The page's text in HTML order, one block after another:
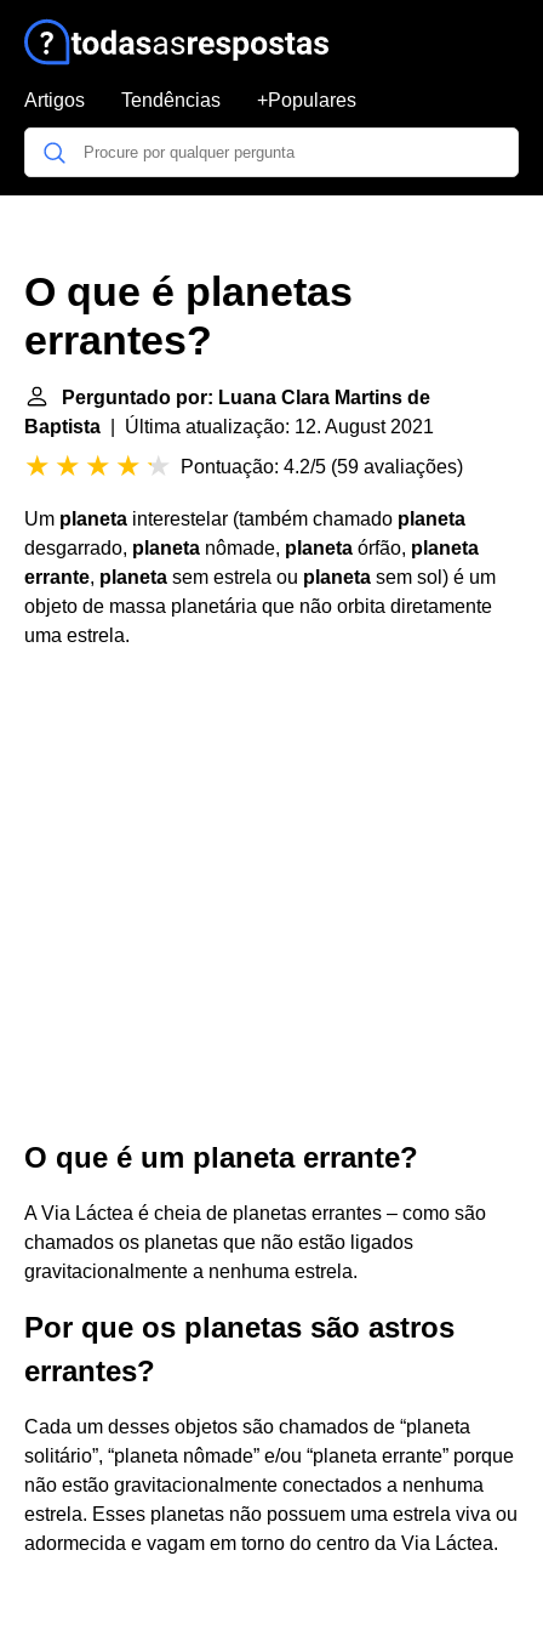
Artigos Tendências +Populares
O que é planetas
errantes?
Perguntado por: Luana Clara Martins de
Baptista | Última atualização: 12. August 2021
Pontuação: 4.2/5 (59 avaliações)
Um planeta interestelar (também chamado planeta
desgarrado, planeta nômade, planeta órfão, planeta
errante, planeta sem estrela ou planeta sem sol) é um
objeto de massa planetária que não orbita diretamente
uma estrela.
O que é um planeta errante?
A Via Láctea é cheia de planetas errantes – como são
chamados os planetas que não estão ligados
gravitacionalmente a nenhuma estrela.
Por que os planetas são astros
errantes?
Cada um desses objetos são chamados de “planeta
solitário”, “planeta nômade” e/ou “planeta errante” porque
não estão gravitacionalmente conectados a nenhuma
estrela. Esses planetas não possuem uma estrela viva ou
adormecida e vagam em torno do centro da Via Láctea.